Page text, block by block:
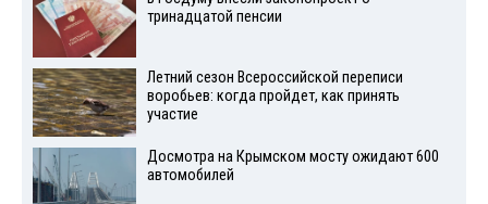
тринадцатой пенсии
Летний сезон Всероссийской переписи
воробьев: когда пройдет, как принять
участие
Досмотра на Крымском мосту ожидают 600
автомобилей